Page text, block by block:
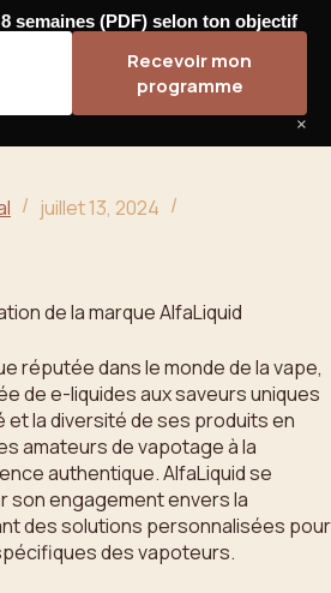
juillet 13, 2024
de la marque AlfaLiquid
réputée dans le monde de la vape,
de e-liquides aux saveurs uniques
et la diversité de ses produits en
amateurs de vapotage à la
authentique. AlfaLiquid se
son engagement envers la
des solutions personnalisées pour
des vapoteurs.
semaines (PDF) selon ton objectif
Recevoir mon
programme
×